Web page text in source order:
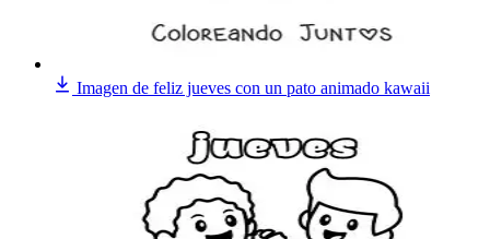
Imagen de feliz jueves con un pato animado kawaii